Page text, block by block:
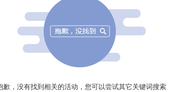
歉，没有找到相关的活动，您可以尝试其它关键词搜索